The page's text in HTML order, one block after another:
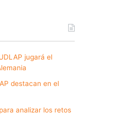
jugará el
destacan en el
analizar los retos